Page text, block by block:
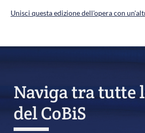
Unisci questa edizione dell'opera con
Naviga tra tutte
del CoBiS